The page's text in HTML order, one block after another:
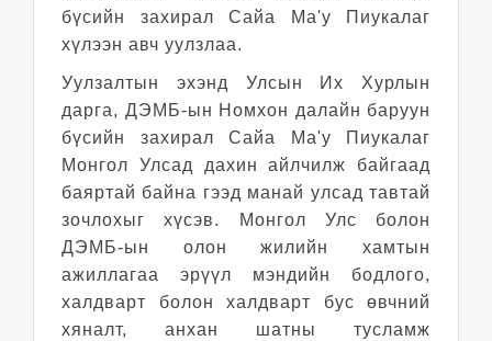
бүсийн захирал Сайа Ма'у Пиукалаг
хүлээн авч уулзлаа.
Уулзалтын эхэнд Улсын Их Хурлын
дарга, ДЭМБ-ын Номхон далайн баруун
бүсийн захирал Сайа Ма'у Пиукалаг
Монгол Улсад дахин айлчилж байгаад
баяртай байна гээд манай улсад тавтай
зочлохыг хүсэв. Монгол Улс болон
ДЭМБ-ын олон жилийн хамтын
ажиллагаа эрүүл мэндийн бодлого,
халдварт болон халдварт бус өвчний
хяналт, анхан шатны тусламж